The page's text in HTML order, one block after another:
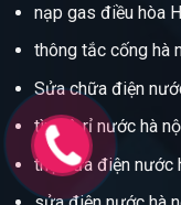
nạp gas điều hòa
thông tắc cống hà
Sửa chữa điện
tìm rò rỉ nước hà
thợ sửa điện nước